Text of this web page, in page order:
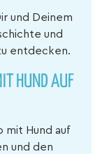
und Deinem
und
entdecken.
HUND AUF
mit Hund auf
und den